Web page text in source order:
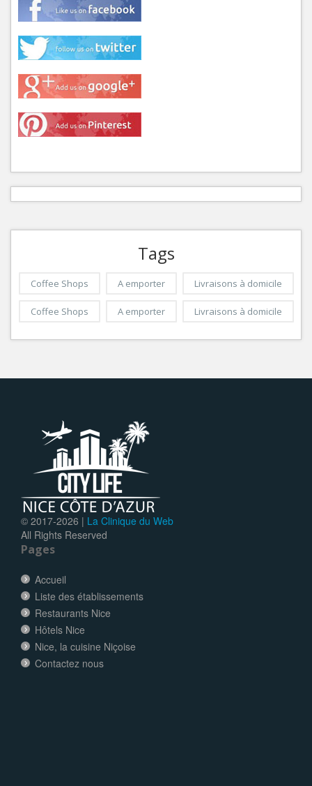
Tags
Coffee Shops A emporter Livraisons à domicile
Coffee Shops A emporter Livraisons à domicile
© 2017-2026 | La Clinique du Web
All Rights Reserved
Pages
Accueil
Liste des établissements
Restaurants Nice
Hôtels Nice
Nice, la cuisine Niçoise
Contactez nous